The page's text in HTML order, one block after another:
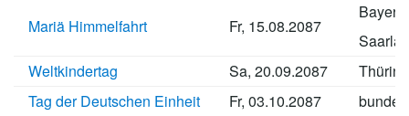
Mariä Himmelfahrt Fr, 15.08.2087
Bayern
Weltkindertag
Sa, 20.09.2087
Tag der Deutschen Einheit
Fr, 03.10.2087